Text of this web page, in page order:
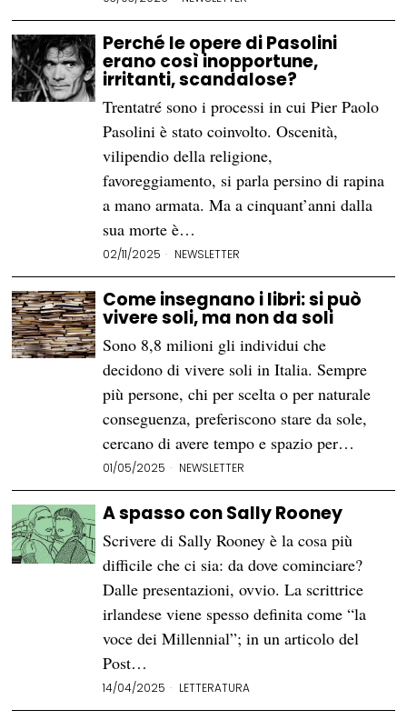
Perché le opere di Pasolini
erano così inopportune,
irritanti, scandalose?
Trentatré sono i processi in cui Pier Paolo
Pasolini è stato coinvolto. Oscenità,
vilipendio della religione,
favoreggiamento, si parla persino di rapina
a mano armata. Ma a cinquant’anni dalla
sua morte è…
02/11/2025 NEWSLETTER
Come insegnano i libri: si può
vivere soli, ma non da soli
Sono 8,8 milioni gli individui che
decidono di vivere soli in Italia. Sempre
più persone, chi per scelta o per naturale
conseguenza, preferiscono stare da sole,
cercano di avere tempo e spazio per…
01/05/2025 NEWSLETTER
A spasso con Sally Rooney
Scrivere di Sally Rooney è la cosa più
difficile che ci sia: da dove cominciare?
Dalle presentazioni, ovvio. La scrittrice
irlandese viene spesso definita come “la
voce dei Millennial”; in un articolo del
Post…
14/04/2025 LETTERATURA